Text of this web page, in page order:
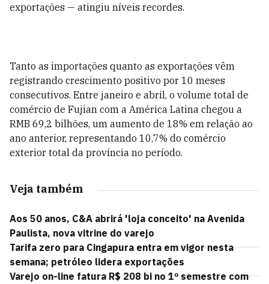
exportações — atingiu níveis recordes.
Tanto as importações quanto as exportações vêm
registrando crescimento positivo por 10 meses
consecutivos. Entre janeiro e abril, o volume total de
comércio de Fujian com a América Latina chegou a
RMB 69,2 bilhões, um aumento de 18% em relação ao
ano anterior, representando 10,7% do comércio
exterior total da província no período.
Veja também
Aos 50 anos, C&A abrirá 'loja conceito' na Avenida
Paulista, nova vitrine do varejo
Tarifa zero para Cingapura entra em vigor nesta
semana; petróleo lidera exportações
Varejo on-line fatura R$ 208 bi no 1º semestre com